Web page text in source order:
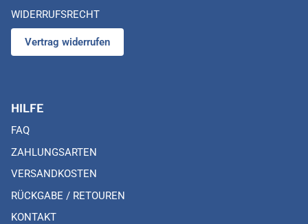
WIDERRUFSRECHT
Vertrag widerrufen
HILFE
FAQ
ZAHLUNGSARTEN
VERSANDKOSTEN
RÜCKGABE / RETOUREN
KONTAKT